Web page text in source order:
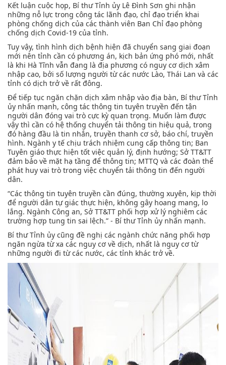
Kết luận cuộc họp, Bí thư Tỉnh ủy Lê Đình Sơn ghi nhận
những nỗ lực trong công tác lãnh đạo, chỉ đạo triển khai
phòng chống dịch của các thành viên Ban Chỉ đạo phòng
chống dịch Covid-19 của tỉnh.
Tuy vậy, tình hình dịch bệnh hiện đã chuyển sang giai đoạn
mới nên tỉnh cần có phương án, kịch bản ứng phó mới, nhất
là khi Hà Tĩnh vẫn đang là địa phương có nguy cơ dịch xâm
nhập cao, bởi số lượng người từ các nước Lào, Thái Lan và các
tỉnh có dịch trở về rất đông.
Để tiếp tục ngăn chặn dịch xâm nhập vào địa bàn, Bí thư Tỉnh
ủy nhấn mạnh, công tác thông tin tuyên truyền đến tận
người dân đóng vai trò cực kỳ quan trọng. Muốn làm được
vậy thì cần có hệ thống chuyển tải thông tin hiệu quả, trong
đó hàng đầu là tin nhắn, truyền thanh cơ sở, báo chí, truyền
hình. Ngành y tế chịu trách nhiệm cung cấp thông tin; Ban
Tuyên giáo thực hiện tốt việc quản lý, định hướng; Sở TT&TT
đảm bảo về mặt hạ tầng để thông tin; MTTQ và các đoàn thể
phát huy vai trò trong việc chuyển tải thông tin đến người
dân.
“Các thông tin tuyên truyền cần đúng, thường xuyên, kịp thời
để người dân tự giác thực hiện, không gây hoang mang, lo
lắng. Ngành Công an, Sở TT&TT phối hợp xử lý nghiêm các
trường hợp tung tin sai lệch.” - Bí thư Tỉnh ủy nhấn mạnh.
Bí thư Tỉnh ủy cũng đề nghị các ngành chức năng phối hợp
ngăn ngừa từ xa các nguy cơ về dịch, nhất là nguy cơ từ
những người đi từ các nước, các tỉnh khác trở về.